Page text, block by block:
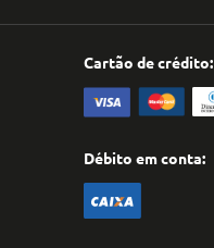
Cartão de crédito:
Débito em conta: